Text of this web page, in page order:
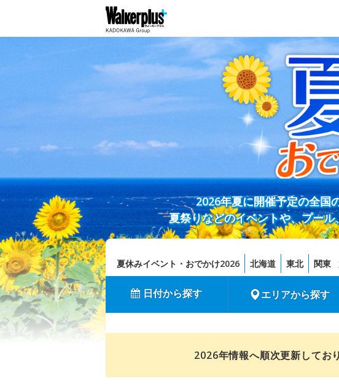
2026年夏に開催予定の全国
夏祭りなどのイベントや、プー
夏休みイベント・おでかけ2026 北海道 東北 関東
日付から探す エリアから探す
2026年情報へ順次更新してお